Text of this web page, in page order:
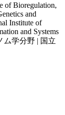
of Bioregulation,
and
Institute of
and Systems
ム学分野 | 国立